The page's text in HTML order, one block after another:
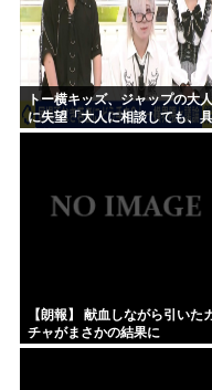
トー横キッズ、ジャップの大人
に失望「大人に相談しても、具
体的に何もしてくれない。結果
【朗報】 献血しながら引いた
チャがまさかの結果に